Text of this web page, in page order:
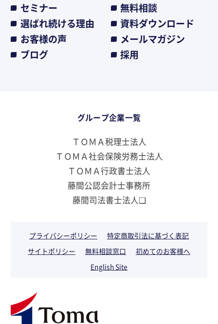
セミナー
無料相談
選ばれ続ける理由
資料ダウンロード
お客様の声
メールマガジン
ブログ
採用
グループ企業一覧
ＴＯＭＡ税理士法人
ＴＯＭＡ社会保険労務士法人
ＴＯＭＡ行政書士法人
藤間公認会計士事務所
藤間司法書士法人❏
プライバシーポリシー
特定商取引法に基づく表記
サイトポリシー
無料相談窓口
初めてのお客様へ
English Site